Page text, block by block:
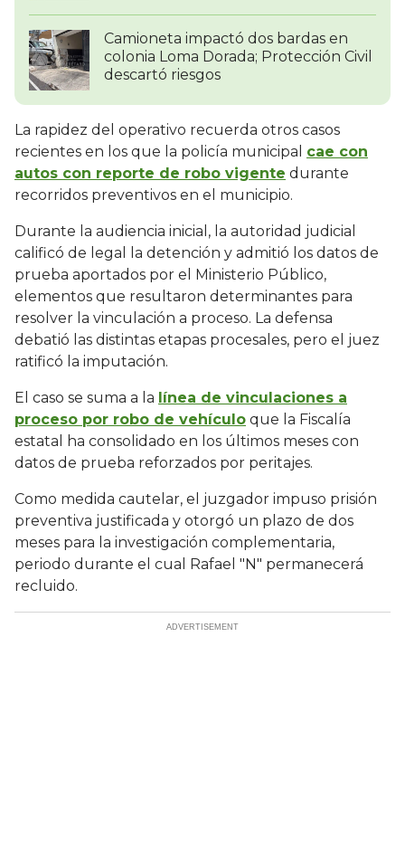
Camioneta impactó dos bardas en
colonia Loma Dorada; Protección Civil
descartó riesgos
La rapidez del operativo recuerda otros casos
recientes en los que la policía municipal cae con
autos con reporte de robo vigente durante
recorridos preventivos en el municipio.
Durante la audiencia inicial, la autoridad judicial
calificó de legal la detención y admitió los datos de
prueba aportados por el Ministerio Público,
elementos que resultaron determinantes para
resolver la vinculación a proceso. La defensa
debatió las distintas etapas procesales, pero el juez
ratificó la imputación.
El caso se suma a la línea de vinculaciones a
proceso por robo de vehículo que la Fiscalía
estatal ha consolidado en los últimos meses con
datos de prueba reforzados por peritajes.
Como medida cautelar, el juzgador impuso prisión
preventiva justificada y otorgó un plazo de dos
meses para la investigación complementaria,
periodo durante el cual Rafael "N" permanecerá
recluido.